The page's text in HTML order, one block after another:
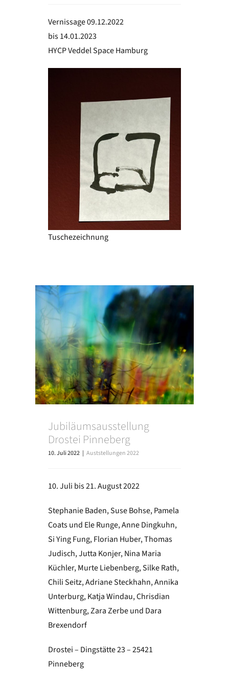
Vernissage 09.12.2022
bis 14.01.2023
HYCP Veddel Space Hamburg
Tuschezeichnung
Jubiläumsausstellung
Drostei Pinneberg
10. Juli 2022 | Auststellungen 2022
10. Juli bis 21. August 2022
Stephanie Baden, Suse Bohse, Pamela
Coats und Ele Runge, Anne Dingkuhn,
Si Ying Fung, Florian Huber, Thomas
Judisch, Jutta Konjer, Nina Maria
Küchler, Murte Liebenberg, Silke Rath,
Chili Seitz, Adriane Steckhahn, Annika
Unterburg, Katja Windau, Chrisdian
Wittenburg, Zara Zerbe und Dara
Brexendorf
Drostei – Dingstätte 23 – 25421
Pinneberg